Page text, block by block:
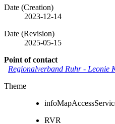
Date (Creation)
2023-12-14
Date (Revision)
2025-05-15
Point of contact
Regionalverband Ruhr- Leonie
Theme
RVR